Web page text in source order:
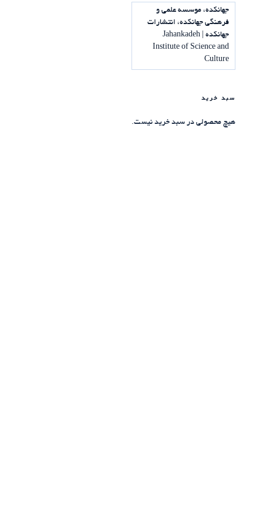
جهانکده، موسسه علمی و
فرهنگی جهانکده، انتشارات
جهانکده | Jahankadeh
Institute of Science and
Culture
سبد خرید
هیچ محصولی در سبد خرید نیست.